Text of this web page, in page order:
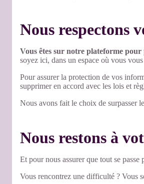
Nous respectons
Vous êtes sur notre plateforme pour
soyez ici, dans un espace où vous
Pour assurer la protection de vos
supprimer en accord avec les lois et
Nous avons fait le choix de surpasser
Nous restons à
Et pour nous assurer que tout se
Vous rencontrez une difficulté ? Vous